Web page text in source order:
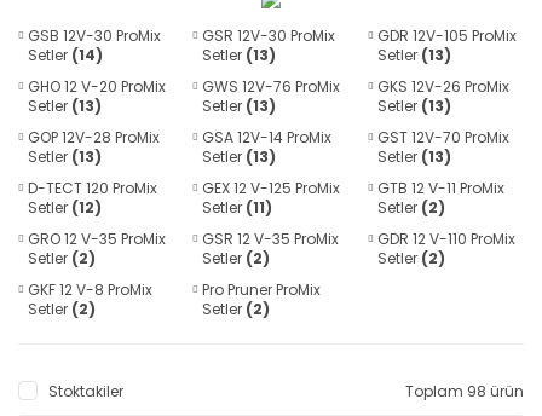
GSB 12V-30 ProMix
Setler (14)
GSR 12V-30 ProMix
Setler (13)
GDR 12V-105 ProMix
Setler (13)
GHO 12 V-20 ProMix
Setler (13)
GWS 12V-76 ProMix
Setler (13)
GKS 12V-26 ProMix
Setler (13)
GOP 12V-28 ProMix
Setler (13)
GSA 12V-14 ProMix
Setler (13)
GST 12V-70 ProMix
Setler (13)
D-TECT 120 ProMix
Setler (12)
GEX 12 V-125 ProMix
Setler (11)
GTB 12 V-11 ProMix
Setler (2)
GRO 12 V-35 ProMix
Setler (2)
GSR 12 V-35 ProMix
Setler (2)
GDR 12 V-110 ProMix
Setler (2)
GKF 12 V-8 ProMix
Setler (2)
Pro Pruner ProMix
Setler (2)
Stoktakiler Toplam 98 ürün